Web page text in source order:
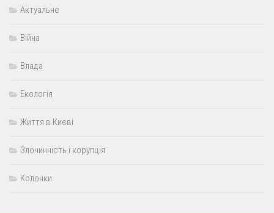
Актуальне
Війна
Влада
Екологія
Життя в Києві
Злочинність і корупція
Колонки